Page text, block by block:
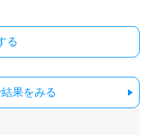
果をみる